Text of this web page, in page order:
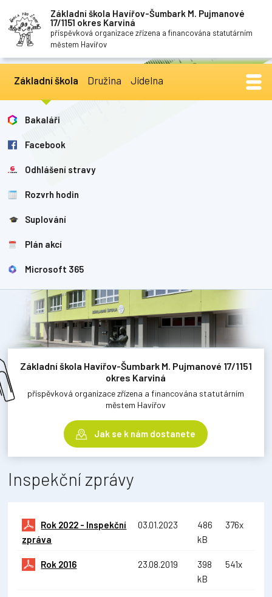
Základní škola Havířov-Šumbark M. Pujmanové
17/1151 okres Karviná
příspěvková organizace zřízena a financována statutárním
městem Havířov
Základní škola Družina Jídelna
Bakaláři
Facebook
Odhlášení stravy
Rozvrh hodin
Suplování
Plán akcí
Microsoft 365
Základní škola Havířov-Šumbark M. Pujmanové 17/1151
okres Karviná
příspěvková organizace zřízena a financována statutárním
městem Havířov
Jak se k nám dostanete
Inspekční zprávy
Rok 2022 - Inspekční
zpráva
03.01.2023
486
kB
376x
Rok 2016 23.08.2019
398
kB
541x